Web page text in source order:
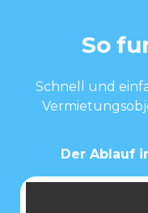
So
Schnell und
Der Ablauf